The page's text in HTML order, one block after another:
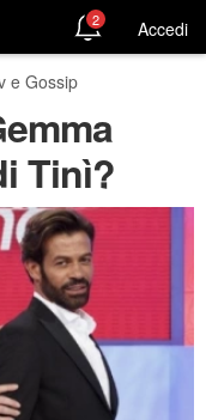
2 Accedi
e Gossip
Tinì?